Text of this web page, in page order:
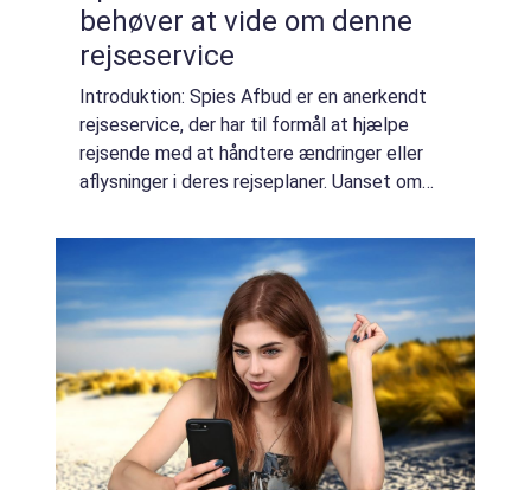
behøver at vide om denne
rejseservice
Introduktion: Spies Afbud er en anerkendt
rejseservice, der har til formål at hjælpe
rejsende med at håndtere ændringer eller
aflysninger i deres rejseplaner. Uanset om
sygdom eller simpelthen en ændring i r...